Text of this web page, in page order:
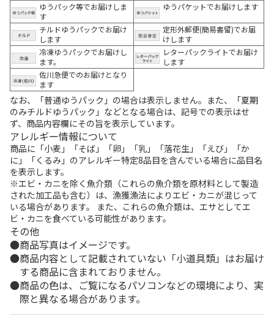
ゆうパック等でお届けしま
す
ゆうパケットでお届けします
チルドゆうパックでお届け
します
定形外郵便(簡易書留)でお届
けします
冷凍ゆうパックでお届けし
ます。
レターパックライトでお届け
します
佐川急便でのお届けとなり
ます
なお、「普通ゆうパック」の場合は表示しません。また、「夏期
のみチルドゆうパック」などとなる場合は、記号での表示はせ
ず、商品内容欄にその旨を表示しています。
アレルギー情報について
商品に「小麦」「そば」「卵」「乳」「落花生」「えび」「か
に」「くるみ」のアレルギー特定8品目を含んでいる場合に品目名
を表示します。
※エビ・カニを除く魚介類（これらの魚介類を原材料として製造
された加工品も含む）は、漁獲漁法によりエビ・カニが混じって
いる場合があります。 また、これらの魚介類は、エサとしてエ
ビ・カニを食べている可能性があります。
その他
商品写真はイメージです。
商品内容として記載されていない「小道具類」はお届け
する商品に含まれておりません。
商品の色は、ご覧になるパソコンなどの環境により、実
際と異なる場合があります。